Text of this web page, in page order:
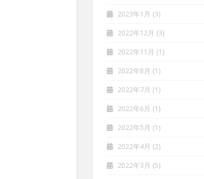
2023年1月 (3)
2022年12月 (3)
2022年11月 (1)
2022年8月 (1)
2022年7月 (1)
2022年6月 (1)
2022年5月 (1)
2022年4月 (2)
2022年3月 (5)